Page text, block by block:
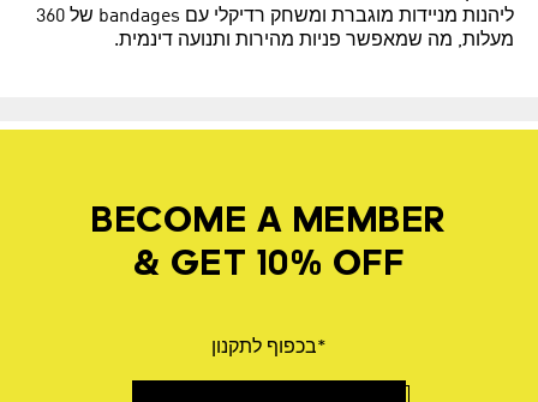
ליהנות מניידות מוגברת ומשחק רדיקלי עם bandages של 360
מעלות, מה שמאפשר פניות מהירות ותנועה דינמית.
BECOME A MEMBER
& GET 10% OFF
*בכפוף לתקנון